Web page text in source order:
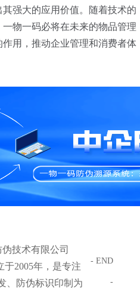
强大的应用价值。随着技术的
物一码必将在未来的物品管理
用，推动企业管理和消费者体
技术有限公司
于2005年，是专注
、防伪标识印制为
- END
-